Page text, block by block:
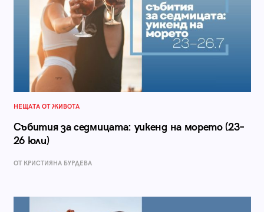
НЕЩАТА ОТ ЖИВОТА
Събития за седмицата: уикенд на морето (23–
26 юли)
ОТ КРИСТИЯНА БУРДЕВА